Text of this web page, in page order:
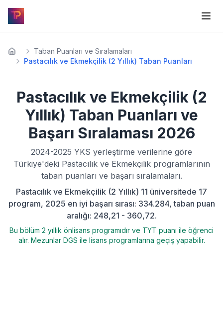
Taban Puanları ve Sıralamaları
Pastacılık ve Ekmekçilik (2 Yıllık) Taban Puanları
Pastacılık ve Ekmekçilik (2
Yıllık) Taban Puanları ve
Başarı Sıralaması 2026
2024-2025 YKS yerleştirme verilerine göre
Türkiye'deki Pastacılık ve Ekmekçilikprogramlarının
taban puanları ve başarı sıralamaları.
Pastacılık ve Ekmekçilik (2 Yıllık) 11 üniversitede 17
program, 2025 en iyi başarı sırası: 334.284, taban puan
aralığı: 248,21 - 360,72.
Bu bölüm 2 yıllık önlisans programıdır ve TYT puanı ile öğrenci
alır. Mezunlar DGS ile lisans programlarına geçiş yapabilir.